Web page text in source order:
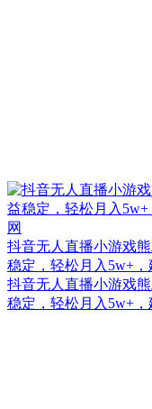
抖音无人直播小游戏
稳定，轻松月入5w+
抖音无人直播小游戏
稳定，轻松月入5w+